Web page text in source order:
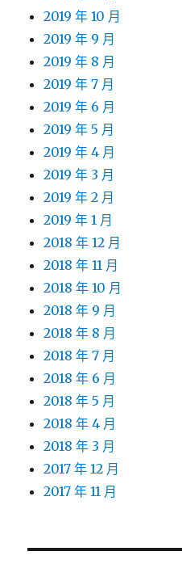
2019 年 10 月
2019 年 9 月
2019 年 8 月
2019 年 7 月
2019 年 6 月
2019 年 5 月
2019 年 4 月
2019 年 3 月
2019 年 2 月
2019 年 1 月
2018 年 12 月
2018 年 11 月
2018 年 10 月
2018 年 9 月
2018 年 8 月
2018 年 7 月
2018 年 6 月
2018 年 5 月
2018 年 4 月
2018 年 3 月
2017 年 12 月
2017 年 11 月